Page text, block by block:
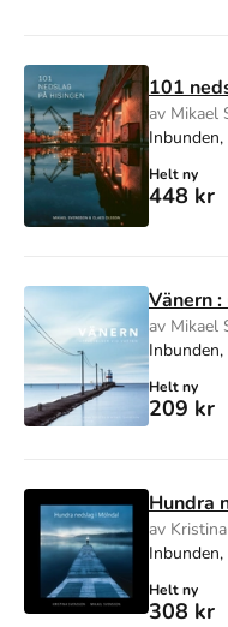
101
av Mikael
Helt ny
448 kr
Vänern
av Mikael
Helt ny
209 kr
Hundra
av
Helt ny
308 kr